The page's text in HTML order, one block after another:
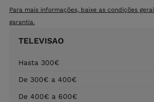
Para mais informações, baixe as condições
garantia.
TELEVISAO
Hasta 300€
De 300€ a 400€
De 400€ a 600€